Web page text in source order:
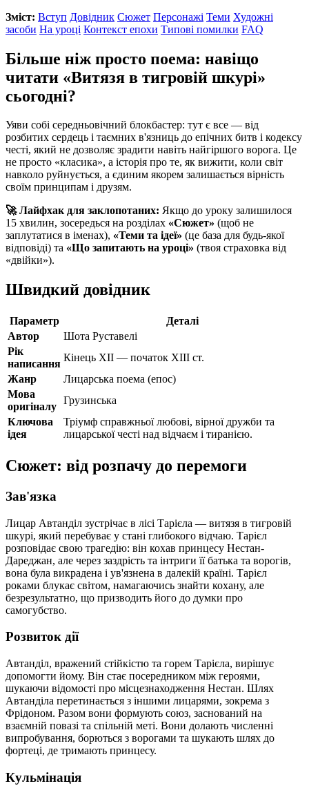
Зміст: Вступ Довідник Сюжет Персонажі Теми Художні
засоби На уроці Контекст епохи Типові помилки FAQ
Більше ніж просто поема: навіщо
читати «Витязя в тигровій шкурі»
сьогодні?
Уяви собі середньовічний блокбастер: тут є все — від
розбитих сердець і таємних в'язниць до епічних битв і кодексу
честі, який не дозволяє зрадити навіть найгіршого ворога. Це
не просто «класика», а історія про те, як вижити, коли світ
навколо руйнується, а єдиним якорем залишається вірність
своїм принципам і друзям.
🚀 Лайфхак для заклопотаних: Якщо до уроку залишилося
15 хвилин, зосередься на розділах «Сюжет» (щоб не
заплутатися в іменах), «Теми та ідеї» (це база для будь-якої
відповіді) та «Що запитають на уроці» (твоя страховка від
«двійки»).
Швидкий довідник
Параметр
Деталі
Автор
Шота Руставелі
Рік
написання
Кінець XII — початок XIII ст.
Жанр
Лицарська поема (епос)
Мова
оригіналу
Грузинська
Ключова
ідея
Тріумф справжньої любові, вірної дружби та
лицарської честі над відчаєм і тиранією.
Сюжет: від розпачу до перемоги
Зав'язка
Лицар Автанділ зустрічає в лісі Тарієла — витязя в тигровій
шкурі, який перебуває у стані глибокого відчаю. Тарієл
розповідає свою трагедію: він кохав принцесу Нестан-
Дареджан, але через заздрість та інтриги її батька та ворогів,
вона була викрадена і ув'язнена в далекій країні. Тарієл
роками блукає світом, намагаючись знайти кохану, але
безрезультатно, що призводить його до думки про
самогубство.
Розвиток дії
Автанділ, вражений стійкістю та горем Тарієла, вирішує
допомогти йому. Він стає посередником між героями,
шукаючи відомості про місцезнаходження Нестан. Шлях
Автанділа перетинається з іншими лицарями, зокрема з
Фрідоном. Разом вони формують союз, заснований на
взаємній повазі та спільній меті. Вони долають численні
випробування, борються з ворогами та шукають шлях до
фортеці, де тримають принцесу.
Кульмінація